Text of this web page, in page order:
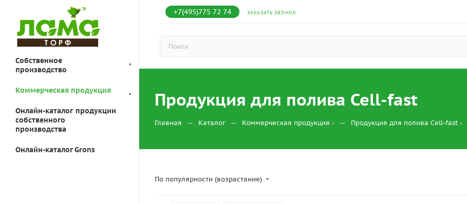
+7(495)775 72 74 ЗАКАЗАТЬ ЗВОНОК
Собственное
производство
Коммерческая продукция
Онлайн-каталог продукции
собственного
производства
Онлайн-каталог Grons
Продукция для полива Cell-fast
Главная — Каталог — Коммерческая продукция — Продукция для полива Cell-fast
По популярности (возрастание)